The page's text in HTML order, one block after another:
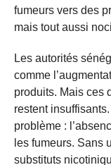
fumeurs vers des
mais tout aussi
Les autorités
comme
produits. Mais ces
restent
problème :
les fumeurs. Sans
substituts